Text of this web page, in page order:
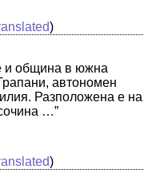
)
и община в южна
автономен
Разположена е на
…”
)